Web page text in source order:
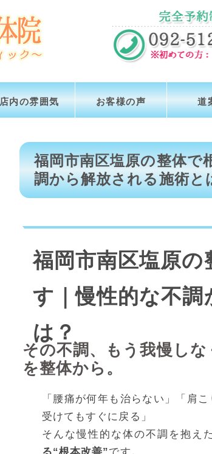
店内の雰囲気 お客様の声 道
福岡市南区塩原の整体で
調から解放される施術と
福岡市南区塩原の
す｜慢性的な不調
は？
その不調、もう我慢し
を整体から。
「腰痛が何年も治らない」「肩
受けてもすぐに戻る」
そんな慢性的な体の不調を抱え